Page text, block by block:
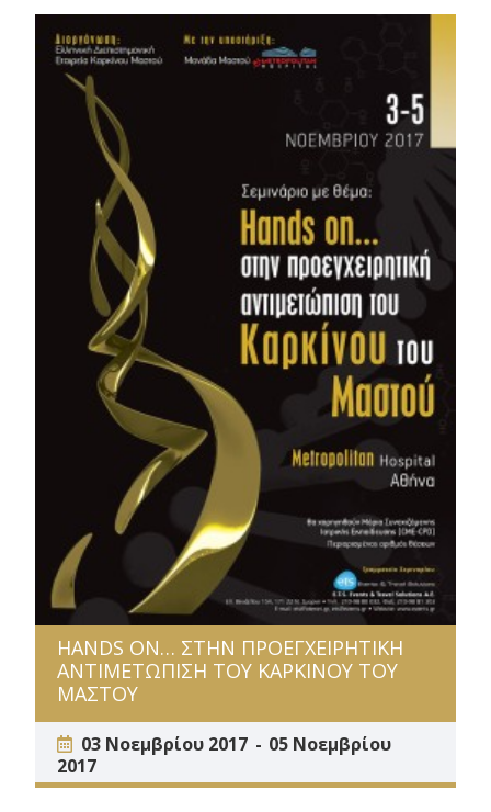
HANDS ON… ΣΤΗΝ ΠΡΟΕΓΧΕΙΡΗΤΙΚΗ
ΑΝΤΙΜΕΤΩΠΙΣΗ ΤΟΥ ΚΑΡΚΙΝΟΥ ΤΟΥ
ΜΑΣΤΟΥ
03 Νοεμβρίου 2017
05 Νοεμβρίου
2017